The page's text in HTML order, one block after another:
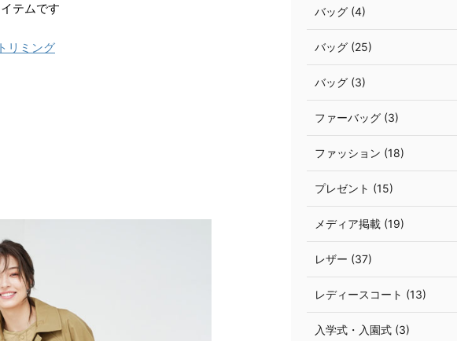
テムです
リミング
バッグ (4)
バッグ (25)
バッグ (3)
ファーバッグ (3)
ファッション (18)
プレゼント (15)
メディア掲載 (19)
レザー (37)
レディースコート (13)
入学式・入園式 (3)